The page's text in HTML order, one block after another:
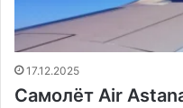
17.12.2025
Самолёт Air